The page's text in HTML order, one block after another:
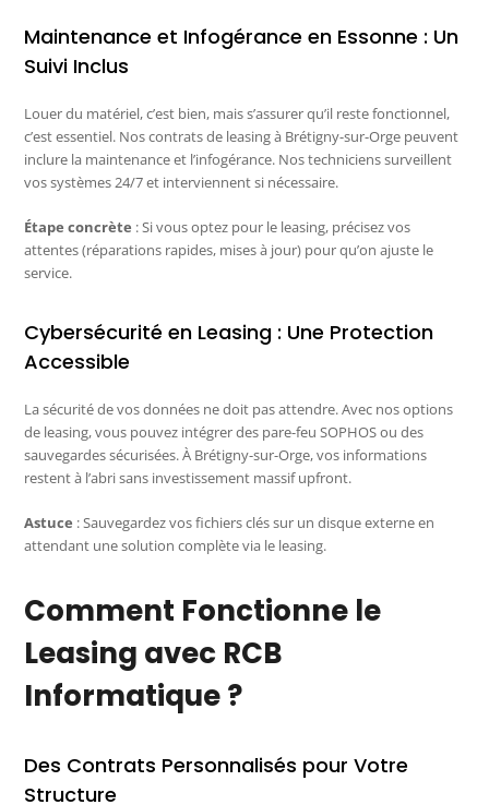
Maintenance et Infogérance en Essonne : Un
Suivi Inclus
Louer du matériel, c’est bien, mais s’assurer qu’il reste fonctionnel,
c’est essentiel. Nos contrats de leasing à Brétigny-sur-Orge peuvent
inclure la maintenance et l’infogérance. Nos techniciens surveillent
vos systèmes 24/7 et interviennent si nécessaire.
Étape concrète : Si vous optez pour le leasing, précisez vos
attentes (réparations rapides, mises à jour) pour qu’on ajuste le
service.
Cybersécurité en Leasing : Une Protection
Accessible
La sécurité de vos données ne doit pas attendre. Avec nos options
de leasing, vous pouvez intégrer des pare-feu SOPHOS ou des
sauvegardes sécurisées. À Brétigny-sur-Orge, vos informations
restent à l’abri sans investissement massif upfront.
Astuce : Sauvegardez vos fichiers clés sur un disque externe en
attendant une solution complète via le leasing.
Comment Fonctionne le
Leasing avec RCB
Informatique ?
Des Contrats Personnalisés pour Votre
Structure